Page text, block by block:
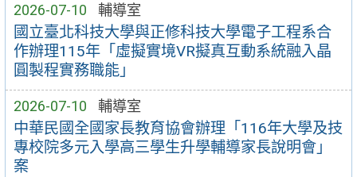
2026-07-10 輔導室
國立臺北科技大學與正修科技大學電子工程系合
作辦理115年「虛擬實境VR擬真互動系統融入晶
圓製程實務職能」
2026-07-10 輔導室
中華民國全國家長教育協會辦理「116年大學及技
專校院多元入學高三學生升學輔導家長說明會」
案